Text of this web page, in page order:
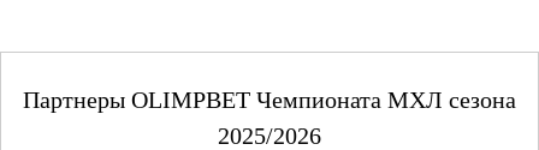
Партнеры OLIMPBET Чемпионата МХЛ сезона
2025/2026